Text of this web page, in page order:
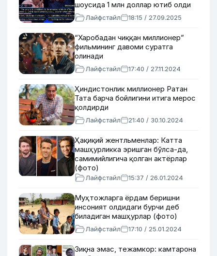
шоусида 1 млн доллар ютиб олди
Лайфстайл 18:15 / 27.09.2025
“Харобадан чиққан миллионер”
фильмининг давоми суратга
олинади
Лайфстайл 17:40 / 27.11.2024
Ҳиндистонлик миллионер Ратан
Тата барча бойлигини итига мерос
қолдирди
Лайфстайл 21:40 / 30.10.2024
Ҳақиқий жентльменлар: Катта
машҳурликка эришган бўлса-да,
самимийлигича қолган актёрлар
(фото)
Лайфстайл 15:37 / 26.01.2024
Муҳтожларга ёрдам беришни
инсоният олдидаги бурчи деб
биладиган машҳурлар (фото)
Лайфстайл 17:10 / 25.01.2024
Зиқна эмас, тежамкор: камтарона